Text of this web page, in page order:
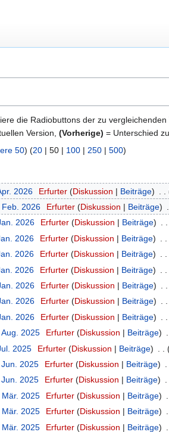
die Radiobuttons der zu
Version, (Vorherige) = Unterschied
50) (20 | 50 | 100 | 250 | 500)
2026 Erfurter Diskussion Beiträge
2026 Erfurter Diskussion Beiträge
2026 Erfurter Diskussion Beiträge
2026 Erfurter Diskussion Beiträge
2026 Erfurter Diskussion Beiträge
2026 Erfurter Diskussion Beiträge
2026 Erfurter Diskussion Beiträge
2026 Erfurter Diskussion Beiträge
2026 Erfurter Diskussion Beiträge
2025 Erfurter Diskussion Beiträge
2025 Erfurter Diskussion Beiträge
2025 Erfurter Diskussion Beiträge
2025 Erfurter Diskussion Beiträge
2025 Erfurter Diskussion Beiträge
2025 Erfurter Diskussion Beiträge
2025 Erfurter Diskussion Beiträge